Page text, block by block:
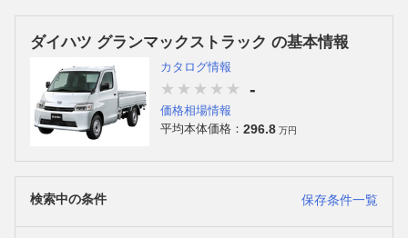
ダイハツ グランマックストラック の基本情報
カタログ情報
-
価格相場情報
平均本体価格： 296.8 万円
検索中の条件 保存条件一覧